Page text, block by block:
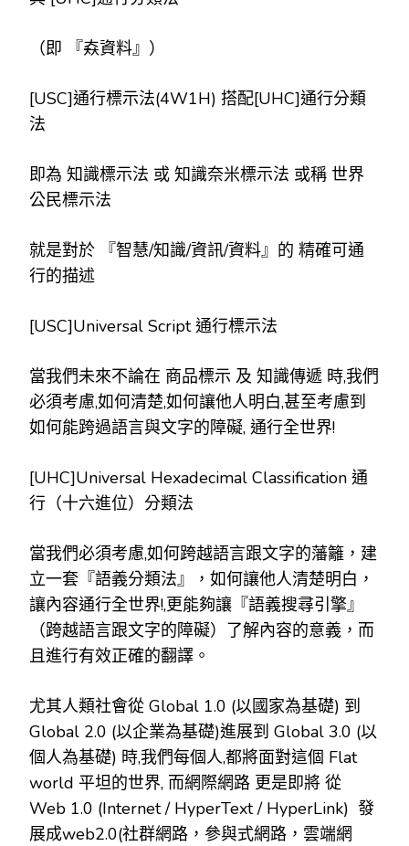
（即 『𡘙資料』）
[USC]通行標示法(4W1H) 搭配[UHC]通行分類
法
即為 知識標示法 或 知識奈米標示法 或稱 世界
公民標示法
就是對於 『智慧/知識/資訊/資料』的 精確可通
行的描述
[USC]Universal Script 通行標示法
當我們未來不論在 商品標示 及 知識傳遞 時,我們
必須考慮,如何清楚,如何讓他人明白,甚至考慮到
如何能跨過語言與文字的障礙, 通行全世界!
[UHC]Universal Hexadecimal Classification 通
行（十六進位）分類法
當我們必須考慮,如何跨越語言跟文字的藩籬，建
立一套『語義分類法』，如何讓他人清楚明白，
讓內容通行全世界!,更能夠讓『語義搜尋引擎』
（跨越語言跟文字的障礙）了解內容的意義，而
且進行有效正確的翻譯。
尤其人類社會從 Global 1.0 (以國家為基礎) 到
Global 2.0 (以企業為基礎)進展到 Global 3.0 (以
個人為基礎) 時,我們每個人,都將面對這個 Flat
world 平坦的世界, 而網際網路 更是即將 從
Web 1.0 (Internet / HyperText / HyperLink) 發
展成web2.0(社群網路，參與式網路，雲端網